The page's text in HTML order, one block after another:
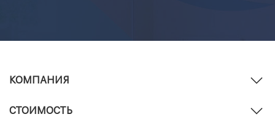
КОМПАНИЯ
СТОИМОСТЬ